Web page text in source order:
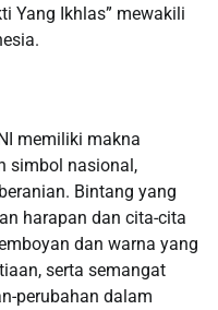
Yang Ikhlas” mewakili
memiliki makna
simbol nasional,
Bintang yang
harapan dan cita-cita
dan warna yang
serta semangat
perubahan dalam